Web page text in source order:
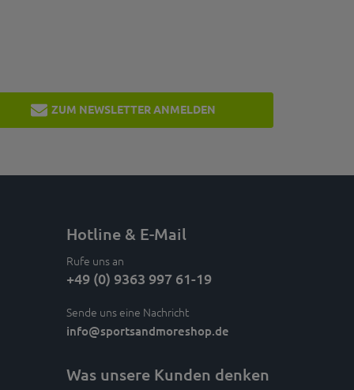
ZUM NEWSLETTER ANMELDEN
Hotline & E-Mail
Rufe uns an
+49 (0) 9363 997 61-19
Sende uns eine Nachricht
info@sportsandmoreshop.de
Was unsere Kunden denken